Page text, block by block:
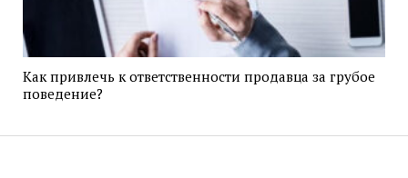
Как привлечь к ответственности продавца за грубое
поведение?